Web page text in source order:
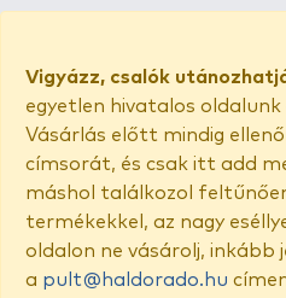
Vigyázz, csalók
egyetlen hivatalos oldalunk
Vásárlás előtt mindig
címsorát, és csak itt add
máshol találkozol
termékekkel, az nagy
oldalon ne vásárolj, inkább
a pult@haldorado.hu